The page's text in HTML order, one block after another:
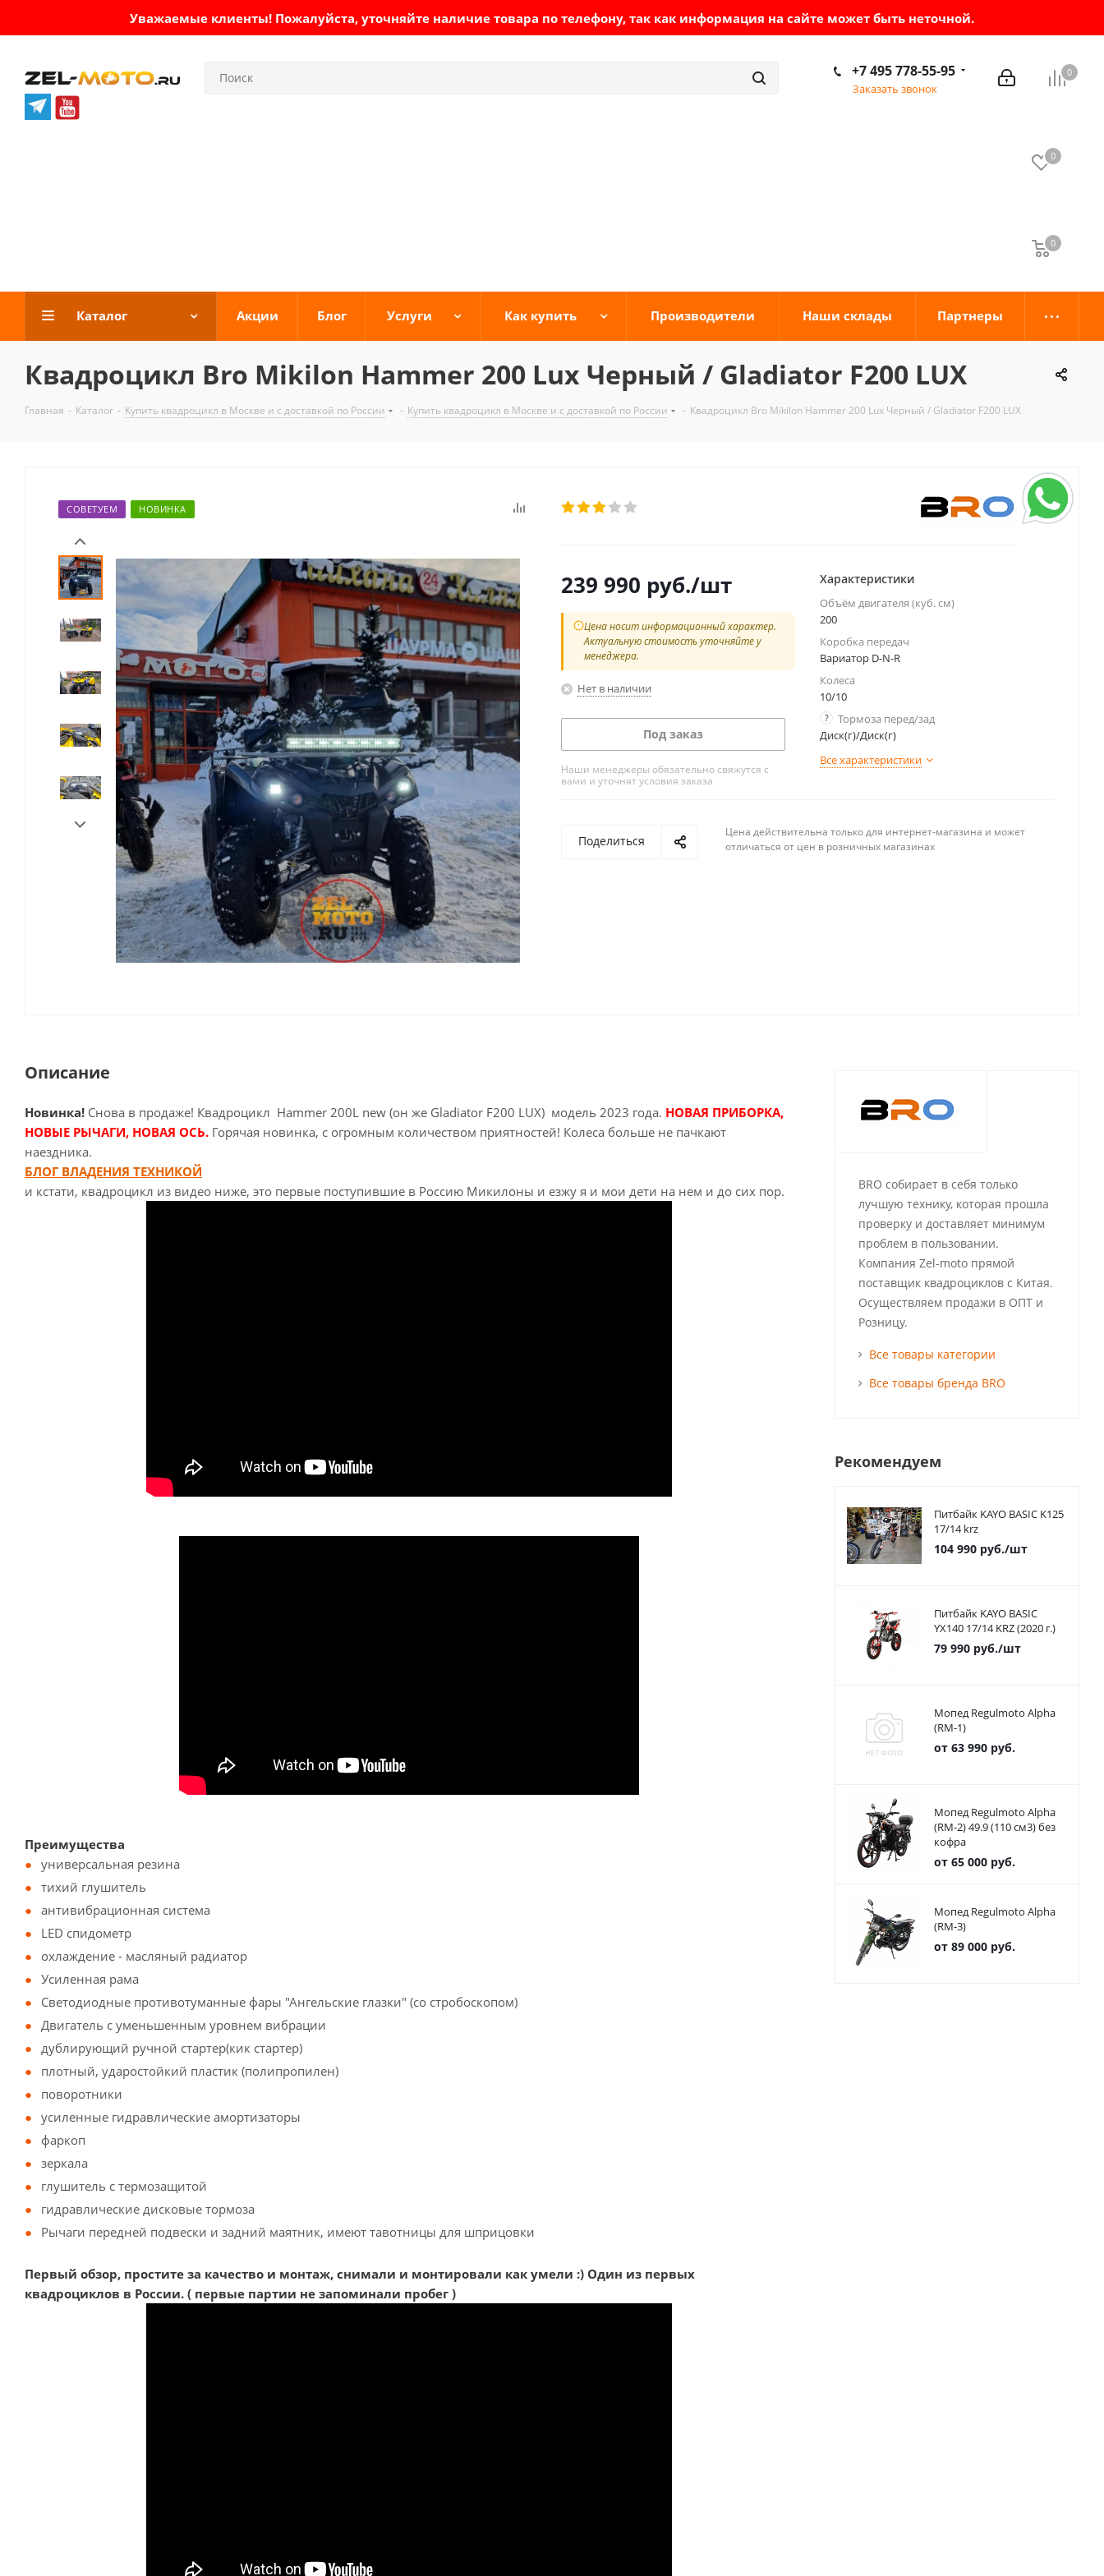
Уважаемые клиенты! Пожалуйста, уточняйте наличие товара по телефону, так как информация на сайте может быть неточной.
0
0
0
0
+7 495 778-55-95
Заказать звонок
Каталог Акции Блог Услуги Как купить Производители Наши склады Партнеры
Квадроцикл Bro Mikilon Hammer 200 Lux Черный / Gladiator F200 LUX
Главная - Каталог - Купить квадроцикл в Москве и с доставкой по России - Купить квадроцикл в Москве и с доставкой по России - Квадроцикл Bro Mikilon Hammer 200 Lux Черный / Gladiator F200 LUX
СОВЕТУЕМ НОВИНКА
239 990 руб./шт
Цена носит информационный характер.
Актуальную стоимость уточняйте у
менеджера.
Нет в наличии
Под заказ
Наши менеджеры обязательно свяжутся с
вами и уточнят условия заказа
Характеристики
Объём двигателя (куб. см)
200
Коробка передач
Вариатор D-N-R
Колеса
10/10
?
Тормоза перед/зад
Диск(г)/Диск(г)
Все характеристики
Поделиться
Цена действительна только для интернет-магазина и может
отличаться от цен в розничных магазинах
Описание
Новинка! Снова в продаже! Квадроцикл Hammer 200L new (он же Gladiator F200 LUX) модель 2023 года. НОВАЯ ПРИБОРКА,
НОВЫЕ РЫЧАГИ, НОВАЯ ОСЬ. Горячая новинка, с огромным количеством приятностей! Колеса больше не пачкают
наездника.
БЛОГ ВЛАДЕНИЯ ТЕХНИКОЙ
и кстати, квадроцикл из видео ниже, это первые поступившие в Россию Микилоны и езжу я и мои дети на нем и до сих пор.
Преимущества
универсальная резина
тихий глушитель
антивибрационная система
LED спидометр
охлаждение - масляный радиатор
Усиленная рама
Светодиодные противотуманные фары "Ангельские глазки" (со стробоскопом)
Двигатель с уменьшенным уровнем вибрации
дублирующий ручной стартер(кик стартер)
плотный, ударостойкий пластик (полипропилен)
поворотники
усиленные гидравлические амортизаторы
фаркоп
зеркала
глушитель с термозащитой
гидравлические дисковые тормоза
Рычаги передней подвески и задний маятник, имеют тавотницы для шприцовки
Первый обзор, простите за качество и монтаж, снимали и монтировали как умели :) Один из первых
квадроциклов в России. ( первые партии не запоминали пробег )
BRO собирает в себя только
лучшую технику, которая прошла
проверку и доставляет минимум
проблем в пользовании.
Компания Zel-moto прямой
поставщик квадроциклов с Китая.
Осуществляем продажи в ОПТ и
Розницу.
Все товары категории
Все товары бренда BRO
Рекомендуем
Питбайк KAYO BASIC K125
17/14 krz
104 990руб./шт
Питбайк KAYO BASIC
YX140 17/14 KRZ (2020 г.)
79 990руб./шт
Мопед Regulmoto Alpha
(RM-1)
от 63 990 руб.
Мопед Regulmoto Alpha
(RM-2) 49.9 (110 см3) без
кофра
от 65 000 руб.
Мопед Regulmoto Alpha
(RM-3)
от 89 000 руб.